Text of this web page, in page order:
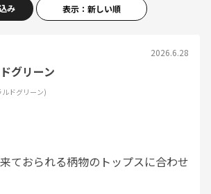
み 表示：新しい順
2026.6.28
グリーン
ドグリーン)
ておられる柄物のトップスに合わせ